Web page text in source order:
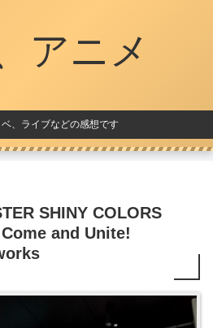
アニメ
、ライブなどの感想です
SHINY COLORS
and Unite!